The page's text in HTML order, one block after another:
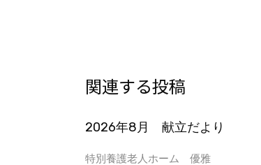
関連する投稿
2026年8月 献立だより
特別養護老人ホーム 優雅